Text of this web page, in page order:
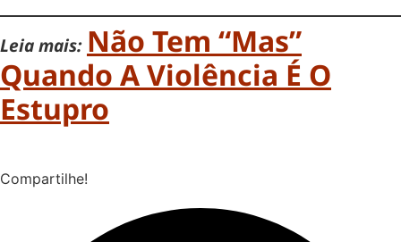
Leia mais: Não Tem “mas”
Quando A Violência É O
Estupro
Compartilhe!